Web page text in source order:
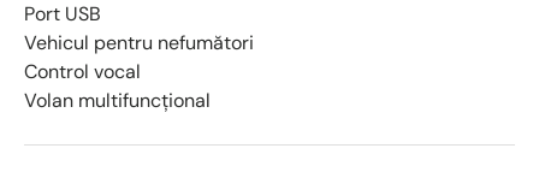
Port USB
Vehicul pentru nefumători
Control vocal
Volan multifuncţional